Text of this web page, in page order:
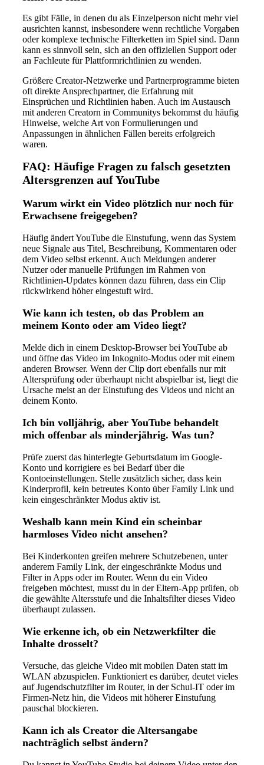
Es gibt Fälle, in denen du als Einzelperson nicht mehr viel
ausrichten kannst, insbesondere wenn rechtliche Vorgaben
oder komplexe technische Filterketten im Spiel sind. Dann
kann es sinnvoll sein, sich an den offiziellen Support oder
an Fachleute für Plattformrichtlinien zu wenden.
Größere Creator-Netzwerke und Partnerprogramme bieten
oft direkte Ansprechpartner, die Erfahrung mit
Einsprüchen und Richtlinien haben. Auch im Austausch
mit anderen Creatorn in Communitys bekommst du häufig
Hinweise, welche Art von Formulierungen und
Anpassungen in ähnlichen Fällen bereits erfolgreich
waren.
FAQ: Häufige Fragen zu falsch gesetzten
Altersgrenzen auf YouTube
Warum wirkt ein Video plötzlich nur noch für
Erwachsene freigegeben?
Häufig ändert YouTube die Einstufung, wenn das System
neue Signale aus Titel, Beschreibung, Kommentaren oder
dem Video selbst erkennt. Auch Meldungen anderer
Nutzer oder manuelle Prüfungen im Rahmen von
Richtlinien-Updates können dazu führen, dass ein Clip
rückwirkend höher eingestuft wird.
Wie kann ich testen, ob das Problem an
meinem Konto oder am Video liegt?
Melde dich in einem Desktop-Browser bei YouTube ab
und öffne das Video im Inkognito-Modus oder mit einem
anderen Browser. Wenn der Clip dort ebenfalls nur mit
Altersprüfung oder überhaupt nicht abspielbar ist, liegt die
Ursache meist an der Einstufung des Videos und nicht an
deinem Konto.
Ich bin volljährig, aber YouTube behandelt
mich offenbar als minderjährig. Was tun?
Prüfe zuerst das hinterlegte Geburtsdatum im Google-
Konto und korrigiere es bei Bedarf über die
Kontoeinstellungen. Stelle zusätzlich sicher, dass kein
Kinderprofil, kein betreutes Konto über Family Link und
kein eingeschränkter Modus aktiv ist.
Weshalb kann mein Kind ein scheinbar
harmloses Video nicht ansehen?
Bei Kinderkonten greifen mehrere Schutzebenen, unter
anderem Family Link, der eingeschränkte Modus und
Filter in Apps oder im Router. Wenn du ein Video
freigeben möchtest, musst du in der Eltern-App prüfen, ob
die gewählte Altersstufe und die Inhaltsfilter dieses Video
überhaupt zulassen.
Wie erkenne ich, ob ein Netzwerkfilter die
Inhalte drosselt?
Versuche, das gleiche Video mit mobilen Daten statt im
WLAN abzuspielen. Funktioniert es darüber, deutet vieles
auf Jugendschutzfilter im Router, in der Schul-IT oder im
Firmen-Netz hin, die Videos mit höherer Einstufung
pauschal blockieren.
Kann ich als Creator die Altersangabe
nachträglich selbst ändern?